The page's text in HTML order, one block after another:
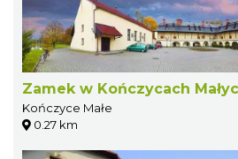
Zamek w Kończycach
Kończyce Małe
0.27 km